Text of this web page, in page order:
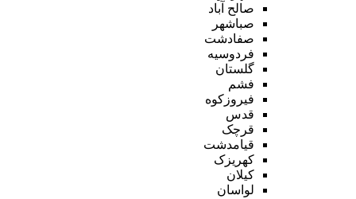
صالح آباد
صباشهر
صفادشت
فردوسیه
گلستان
فشم
فیروزکوه
قدس
قرچک
قیامدشت
کهریزک
کیلان
لواسان